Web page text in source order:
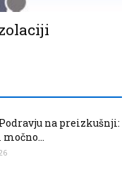
na preizkušnji: